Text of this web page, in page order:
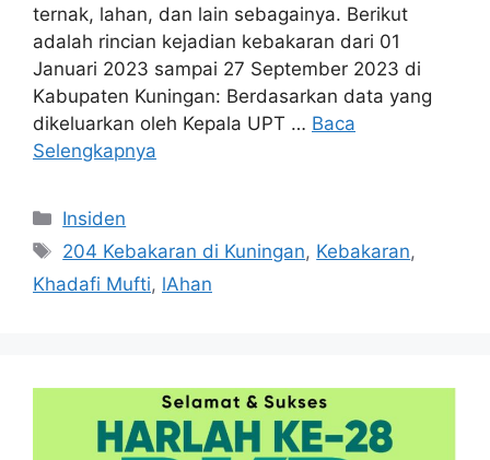
ternak, lahan, dan lain sebagainya. Berikut
adalah rincian kejadian kebakaran dari 01
Januari 2023 sampai 27 September 2023 di
Kabupaten Kuningan: Berdasarkan data yang
dikeluarkan oleh Kepala UPT … Baca
Selengkapnya
Kategori
Insiden
Tag
204 Kebakaran di Kuningan, Kebakaran,
Khadafi Mufti, lAhan